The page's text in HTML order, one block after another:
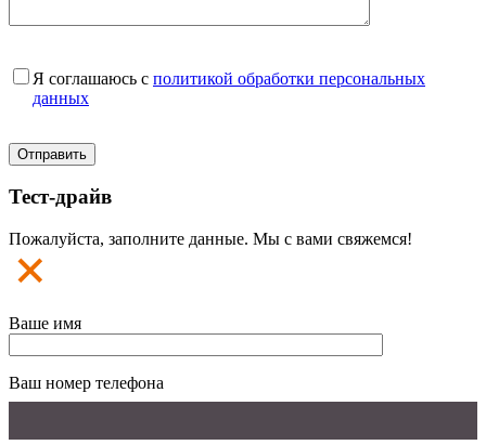
Я соглашаюсь с политикой обработки персональных
данных
Тест-драйв
Пожалуйста, заполните данные. Мы с вами свяжемся!
Ваше имя
Ваш номер телефона